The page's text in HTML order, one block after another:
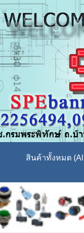
สินค้าทั้งหมด